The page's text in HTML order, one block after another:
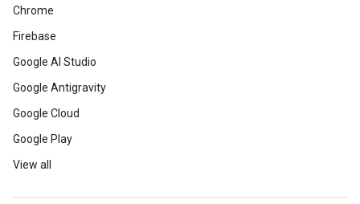
Chrome
Firebase
Google AI Studio
Google Antigravity
Google Cloud
Google Play
View all